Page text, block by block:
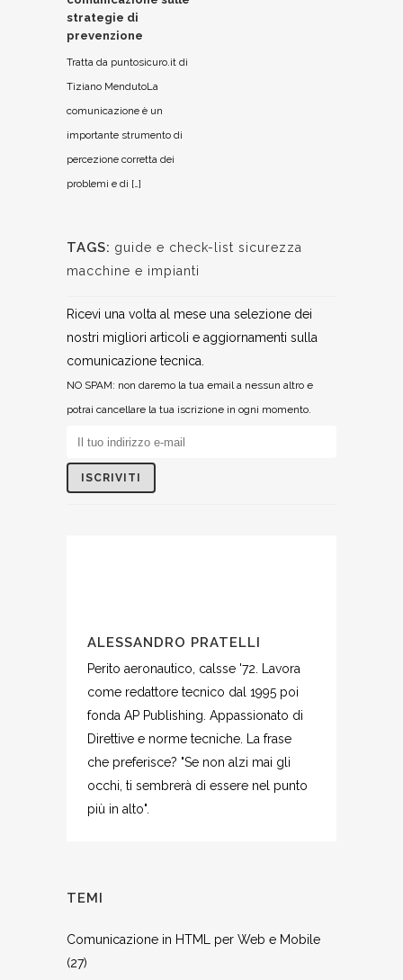
strategie di
prevenzione
Tratta da puntosicuro.it di
Tiziano MendutoLa
comunicazione è un
importante strumento di
percezione corretta dei
problemi e di […]
TAGS: guide e check-list sicurezza
macchine e impianti
Ricevi una volta al mese una selezione dei
nostri migliori articoli e aggiornamenti sulla
comunicazione tecnica.
NO SPAM: non daremo la tua email a nessun altro e
potrai cancellare la tua iscrizione in ogni momento.
ALESSANDRO PRATELLI
Perito aeronautico, calsse '72. Lavora
come redattore tecnico dal 1995 poi
fonda AP Publishing. Appassionato di
Direttive e norme tecniche. La frase
che preferisce? "Se non alzi mai gli
occhi, ti sembrerà di essere nel punto
più in alto".
TEMI
Comunicazione in HTML per Web e Mobile
(27)